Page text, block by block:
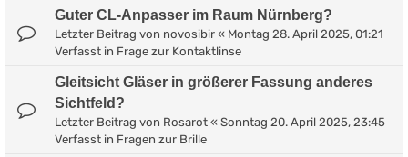
Guter CL-Anpasser im Raum Nürnberg?
Letzter Beitrag von novosibir « Montag 28. April 2025, 01:21
Verfasst in Frage zur Kontaktlinse
Gleitsicht Gläser in größerer Fassung anderes
Sichtfeld?
Letzter Beitrag von Rosarot « Sonntag 20. April 2025, 23:45
Verfasst in Fragen zur Brille